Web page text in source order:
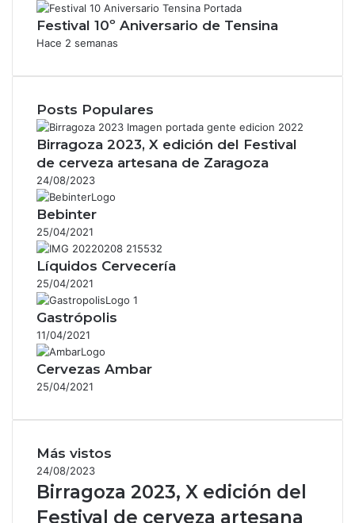
Festival 10º Aniversario de Tensina
Hace 2 semanas
Posts Populares
Birragoza 2023, X edición del Festival
de cerveza artesana de Zaragoza
24/08/2023
Bebinter
25/04/2021
Líquidos Cervecería
25/04/2021
Gastrópolis
11/04/2021
Cervezas Ambar
25/04/2021
Más vistos
24/08/2023
Birragoza 2023, X edición del
Festival de cerveza artesana